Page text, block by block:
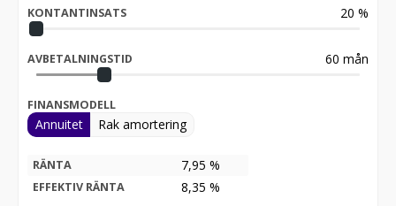
KONTANTINSATS 20 %
AVBETALNINGSTID 60 mån
FINANSMODELL
Annuitet Rak amortering
RÄNTA 7,95 %
EFFEKTIV RÄNTA 8,35 %